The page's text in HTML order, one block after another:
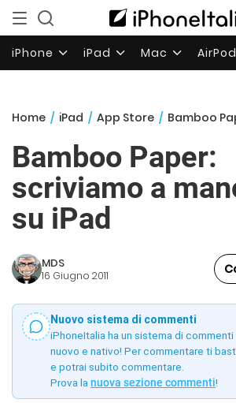
iPhone iPad Mac
Home / iPad / App Store / Bamboo Paper:
Bamboo Paper:
scriviamo a
su iPad
MDS
16 Giugno 2011
Nuovo sistema di commenti
iPhoneItalia ha un sistema di
nuovo e nativo! Per commentare ti
e potrai subito commentare.
Prova la nuova sezione commenti!